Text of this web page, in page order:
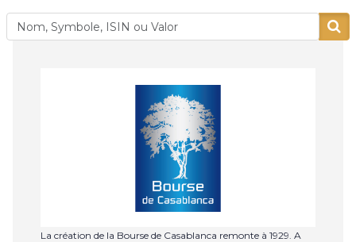
La création de la Bourse de Casablanca remonte à 1929. A